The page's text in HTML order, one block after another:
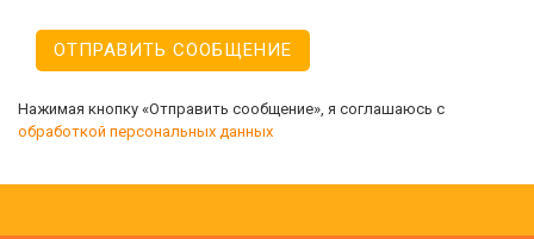
Нажимая кнопку «Отправить сообщение», я соглашаюсь с
обработкой персональных данных